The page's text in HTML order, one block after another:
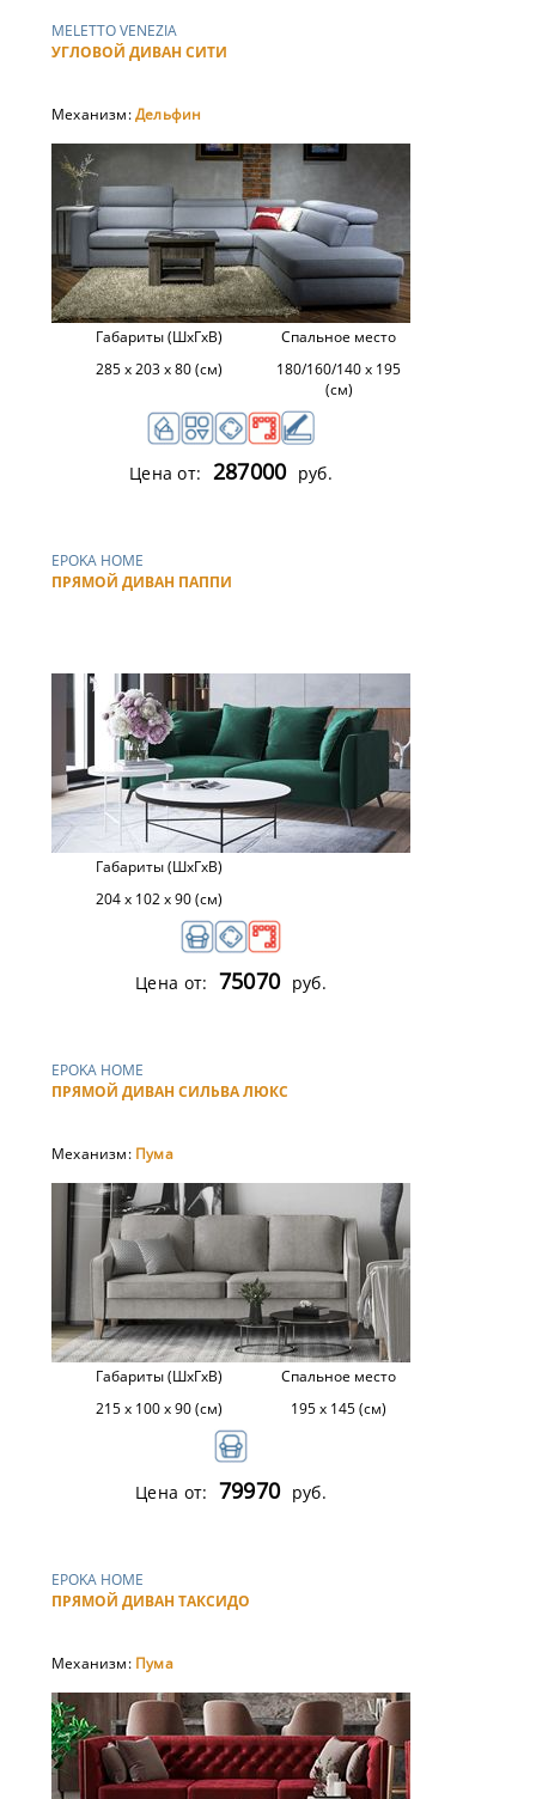
MELETTO VENEZIA
УГЛОВОЙ ДИВАН СИТИ
Механизм:Дельфин
Габариты (ШхГхВ)
285 х 203 х 80 (см)
Спальное место
180/160/140 х 195
(см)
Цена от: 287000 руб.
EPOKA HOME
ПРЯМОЙ ДИВАН ПАППИ
Габариты (ШхГхВ)
204 х 102 х 90 (см)
Цена от: 75070 руб.
EPOKA HOME
ПРЯМОЙ ДИВАН СИЛЬВА ЛЮКС
Механизм: Пума
Габариты (ШхГхВ)
215 х 100 х 90 (см)
Спальное место
195 х 145 (см)
Цена от: 79970 руб.
EPOKA HOME
ПРЯМОЙ ДИВАН ТАКСИДО
Механизм: Пума